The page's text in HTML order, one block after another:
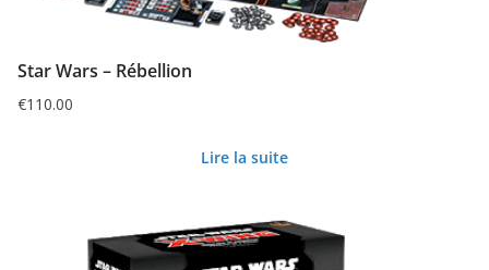
Star Wars – Rébellion
€110.00
Lire la suite